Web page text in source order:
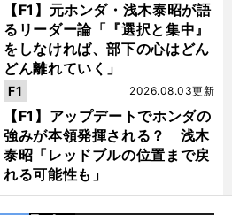
【F1】元ホンダ・浅木泰昭が語
るリーダー論「『選択と集中』
をしなければ、部下の心はどん
どん離れていく」
【F1】アップデートでホンダの
強みが本領発揮される？ 浅木
泰昭「レッドブルの位置まで戻
れる可能性も」
2026.08.03更新
F1